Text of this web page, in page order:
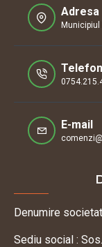
Adresa
Telefon
E-mail
Denumire
Sediu social :